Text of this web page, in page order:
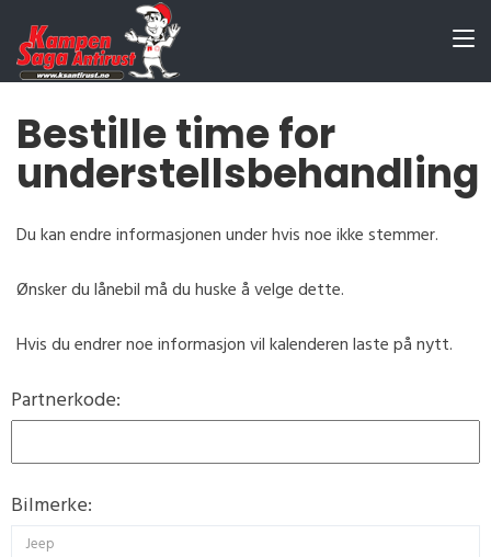
Bestille time for
understellsbehandling
Du kan endre informasjonen under hvis noe ikke stemmer.
Ønsker du lånebil må du huske å velge dette.
Hvis du endrer noe informasjon vil kalenderen laste på nytt.
Partnerkode:
Bilmerke:
Jeep